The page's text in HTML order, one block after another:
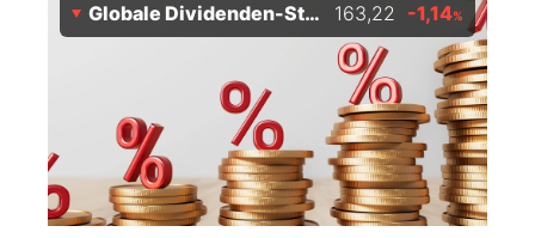
Globale Dividenden-Stars Index 163,22 -1,14%